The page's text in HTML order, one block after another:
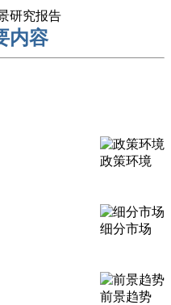
研究报告
内容
政策环境
细分市场
前景趋势